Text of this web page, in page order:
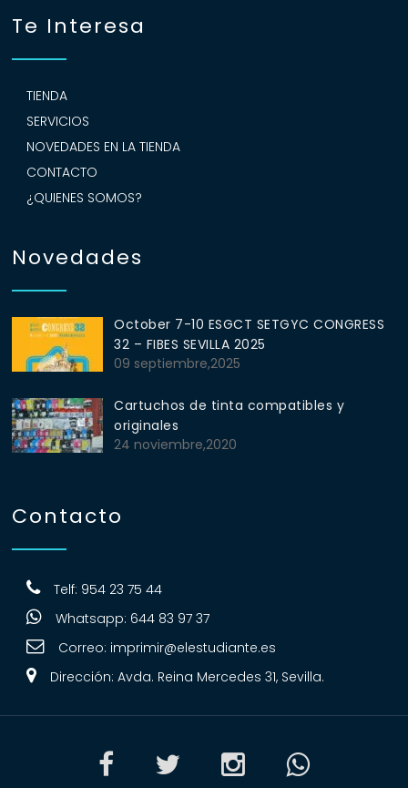
Te Interesa
TIENDA
SERVICIOS
NOVEDADES EN LA TIENDA
CONTACTO
¿QUIENES SOMOS?
Novedades
October 7-10 ESGCT SETGYC CONGRESS
32 – FIBES SEVILLA 2025
09 septiembre,2025
Cartuchos de tinta compatibles y
originales
24 noviembre,2020
Contacto
Telf: 954 23 75 44
Whatsapp: 644 83 97 37
Correo: imprimir@elestudiante.es
Dirección: Avda. Reina Mercedes 31, Sevilla.